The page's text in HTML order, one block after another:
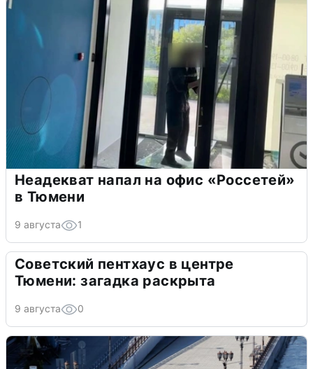
Неадекват напал на офис «Россетей»
в Тюмени
9 августа 1
Советский пентхаус в центре
Тюмени: загадка раскрыта
9 августа 0